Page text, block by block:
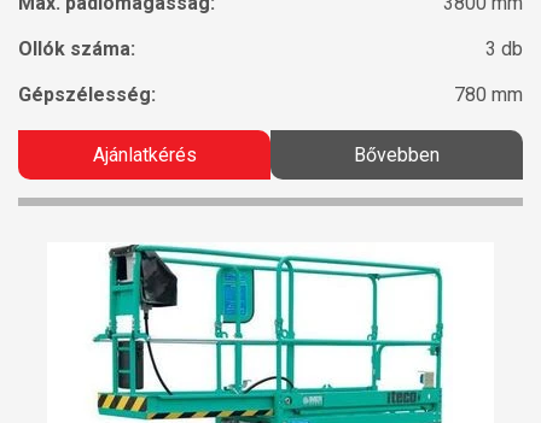
Ollók száma:
3 db
Gépszélesség:
780 mm
Ajánlatkérés Bővebben